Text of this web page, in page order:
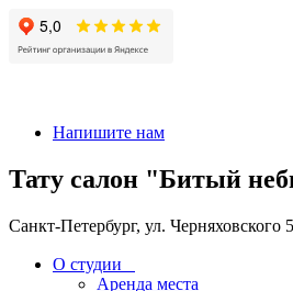
Напишите нам
Тату салон "Битый
Санкт-Петербург, ул. Черняховского
О студии
Аренда места